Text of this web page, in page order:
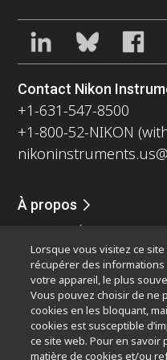
Contact Nikon
+1-631-547-8500
+1-800-52-NIKON
À propos
Durabilité
Bien-être
Nikon Microscopes
Popular Links
Dernières nouvelles et
Resolution Calculator
Lorsque vous visitez ce
récupérer des
votre appareil, le plus
Vous pouvez choisir de ne
cookies en les bloquant,
cookies est susceptible
ce site web. Pour en savoir
matière de cookies et/ou